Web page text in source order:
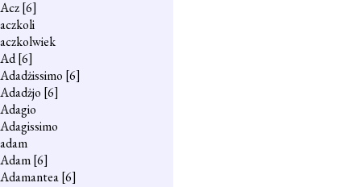
Acz[6]
aczkoli
aczkolwiek
Ad[6]
Adadżissimo [6]
Adadżjo [6]
Adagio
Adagissimo
adam
Adam[6]
Adamantea[6]